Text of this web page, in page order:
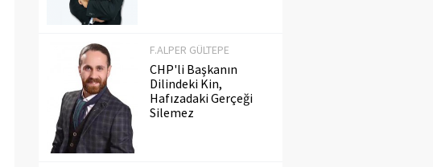
F.ALPER GÜLTEPE
CHP'li Başkanın
Dilindeki Kin,
Hafızadaki Gerçeği
Silemez